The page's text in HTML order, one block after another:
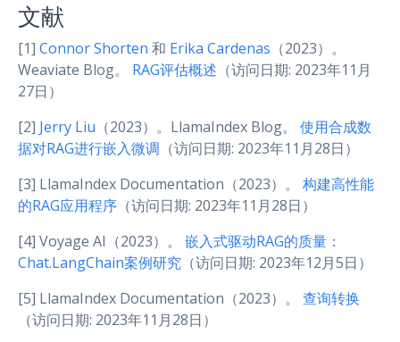
文献
[1] Connor Shorten 和 Erika Cardenas （2023）。
Weaviate Blog。 RAG评估概述 （访问日期: 2023年11月
27日）
[2] Jerry Liu （2023）。LlamaIndex Blog。 使用合成数
据对RAG进行嵌入微调 （访问日期: 2023年11月28日）
[3] LlamaIndex Documentation（2023）。 构建高性能
的RAG应用程序 （访问日期: 2023年11月28日）
[4] Voyage AI（2023）。 嵌入式驱动RAG的质量：
Chat.LangChain案例研究 （访问日期: 2023年12月5日）
[5] LlamaIndex Documentation（2023）。 查询转换
（访问日期: 2023年11月28日）